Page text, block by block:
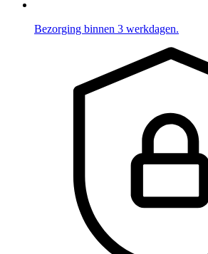
Bezorging binnen 3 werkdagen.